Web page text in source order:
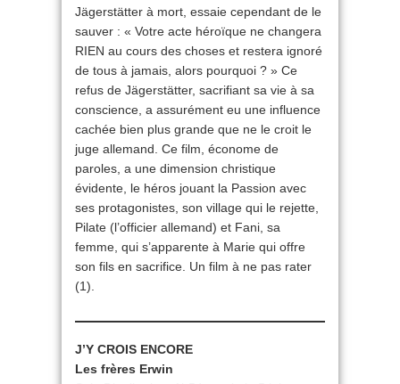
Jägerstätter à mort, essaie cependant de le
sauver : « Votre acte héroïque ne changera
RIEN au cours des choses et restera ignoré
de tous à jamais, alors pourquoi ? » Ce
refus de Jägerstätter, sacrifiant sa vie à sa
conscience, a assurément eu une influence
cachée bien plus grande que ne le croit le
juge allemand. Ce film, économe de
paroles, a une dimension christique
évidente, le héros jouant la Passion avec
ses protagonistes, son village qui le rejette,
Pilate (l’officier allemand) et Fani, sa
femme, qui s’apparente à Marie qui offre
son fils en sacrifice. Un film à ne pas rater
(1).
J’Y CROIS ENCORE
Les frères Erwin